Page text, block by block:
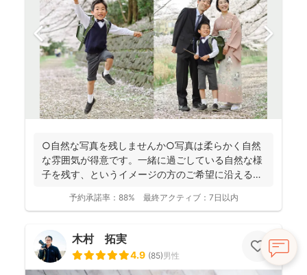
○自然な写真を残しませんか○写真は柔らかく自然
な雰囲気が得意です。一緒に過ごしている自然な様
子を残す、というイメージの方のご希望に沿えるか
予約承諾率： 88% 最終アクティブ： 7日以内
木村 拓実
4.9 (85)男性